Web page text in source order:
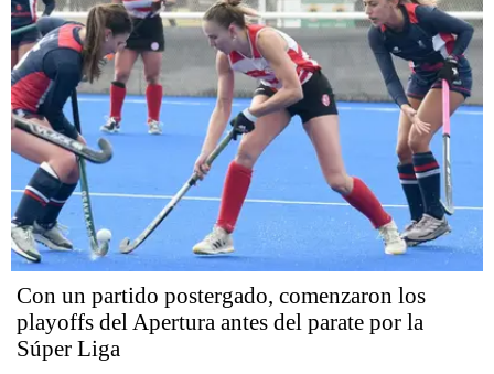
Con un partido postergado, comenzaron los
playoffs del Apertura antes del parate por la
Súper Liga